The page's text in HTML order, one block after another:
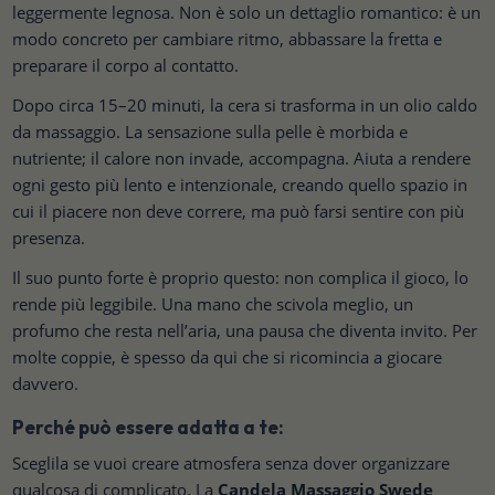
leggermente legnosa. Non è solo un dettaglio romantico: è un
modo concreto per cambiare ritmo, abbassare la fretta e
preparare il corpo al contatto.
Dopo circa 15–20 minuti, la cera si trasforma in un olio caldo
da massaggio. La sensazione sulla pelle è morbida e
nutriente; il calore non invade, accompagna. Aiuta a rendere
ogni gesto più lento e intenzionale, creando quello spazio in
cui il piacere non deve correre, ma può farsi sentire con più
presenza.
Il suo punto forte è proprio questo: non complica il gioco, lo
rende più leggibile. Una mano che scivola meglio, un
profumo che resta nell’aria, una pausa che diventa invito. Per
molte coppie, è spesso da qui che si ricomincia a giocare
davvero.
Perché può essere adatta a te:
Sceglila se vuoi creare atmosfera senza dover organizzare
qualcosa di complicato. La Candela Massaggio Swede